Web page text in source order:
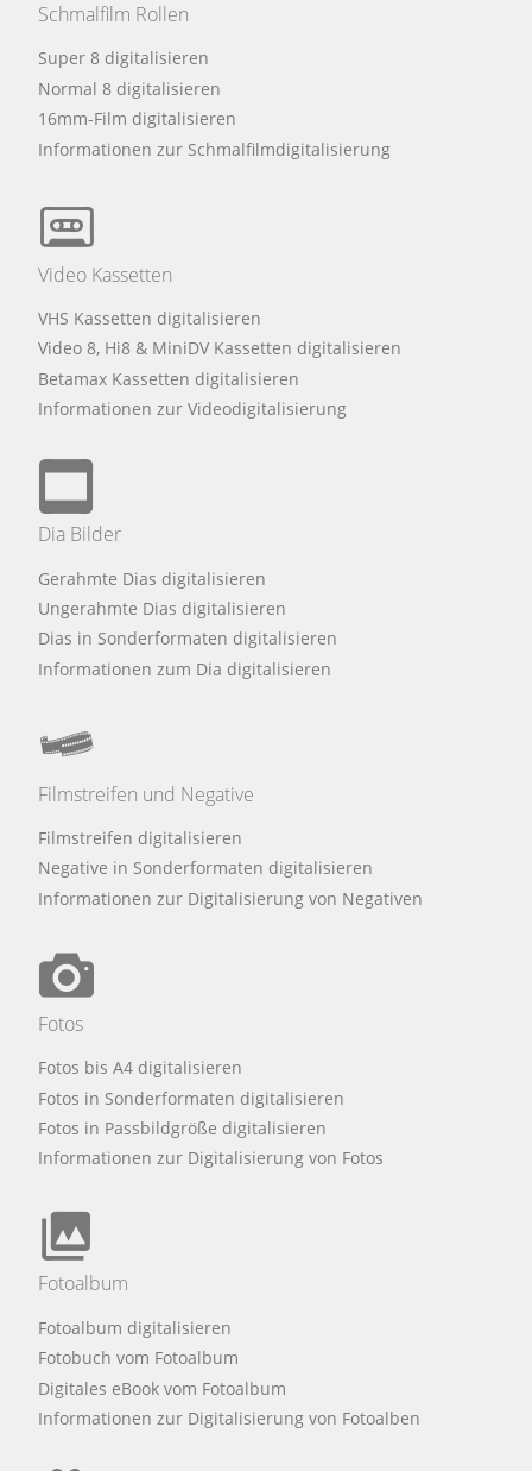
Schmalfilm Rollen
Super 8 digitalisieren
Normal 8 digitalisieren
16mm-Film digitalisieren
Informationen zur Schmalfilmdigitalisierung
Video Kassetten
VHS Kassetten digitalisieren
Video 8, Hi8 & MiniDV Kassetten digitalisieren
Betamax Kassetten digitalisieren
Informationen zur Videodigitalisierung
Dia Bilder
Gerahmte Dias digitalisieren
Ungerahmte Dias digitalisieren
Dias in Sonderformaten digitalisieren
Informationen zum Dia digitalisieren
Filmstreifen und Negative
Filmstreifen digitalisieren
Negative in Sonderformaten digitalisieren
Informationen zur Digitalisierung von Negativen
Fotos
Fotos bis A4 digitalisieren
Fotos in Sonderformaten digitalisieren
Fotos in Passbildgröße digitalisieren
Informationen zur Digitalisierung von Fotos
Fotoalbum
Fotoalbum digitalisieren
Fotobuch vom Fotoalbum
Digitales eBook vom Fotoalbum
Informationen zur Digitalisierung von Fotoalben